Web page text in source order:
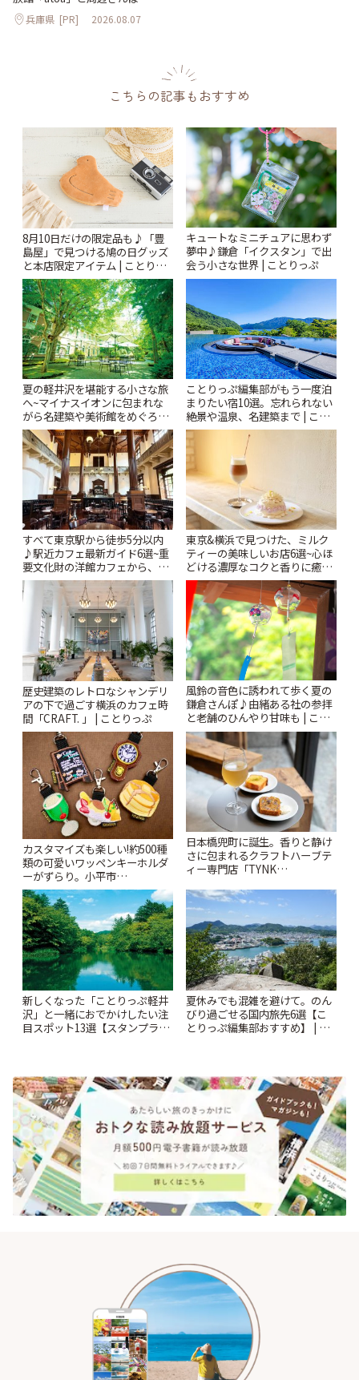
兵庫県 [PR] 2026.08.07
こちらの記事もおすすめ
8月10日だけの限定品も♪「豊
島屋」で見つける鳩の日グッズ
と本店限定アイテム | ことりっ
ぷ
キュートなミニチュアに思わず
夢中♪鎌倉「イクスタン」で出
会う小さな世界 | ことりっぷ
夏の軽井沢を堪能する小さな旅
へ~マイナスイオンに包まれな
がら名建築や美術館をめぐろう
~ | ことりっぷ
ことりっぷ編集部がもう一度泊
まりたい宿10選。忘れられない
絶景や温泉、名建築まで | こと
りっぷ
すべて東京駅から徒歩5分以内
♪駅近カフェ最新ガイド6選~重
要文化財の洋館カフェから、改
札すぐのレトロ喫茶まで~ | こと
りっぷ
東京&横浜で見つけた、ミルク
ティーの美味しいお店6選~心ほ
どける濃厚なコクと香りに癒や
されるティータイム~ | ことりっ
ぷ
歴史建築のレトロなシャンデリ
アの下で過ごす横浜のカフェ時
間「CRAFT. 」 | ことりっぷ
風鈴の音色に誘われて歩く夏の
鎌倉さんぽ♪由緒ある社の参拝
と老舗のひんやり甘味も | こと
りっぷ
カスタマイズも楽しい!約500種
類の可愛いワッペンキーホルダ
ーがずらり。小平市
「Kimamaya T&K」 | ことりっ
ぷ
日本橋兜町に誕生。香りと静け
さに包まれるクラフトハーブテ
ィー専門店「TYNK
新しくなった「ことりっぷ軽井
沢」と一緒におでかけしたい注
目スポット13選【スタンプラリ
夏休みでも混雑を避けて。のん
びり過ごせる国内旅先6選【こ
とりっぷ編集部おすすめ】 | こ